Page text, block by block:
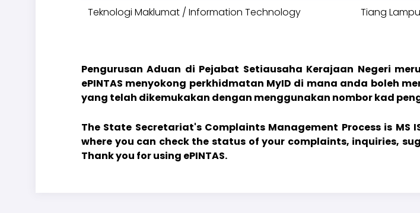
Teknologi Maklumat / Information Technology
Tiang
Pengurusan Aduan di Pejabat Setiausaha Kerajaan Negeri
ePINTAS menyokong perkhidmatan MyID di mana anda boleh
yang telah dikemukakan dengan menggunakan nombor kad
The State Secretariat's Complaints Management Process is MS
where you can check the status of your complaints, inquiries,
Thank you for using ePINTAS.